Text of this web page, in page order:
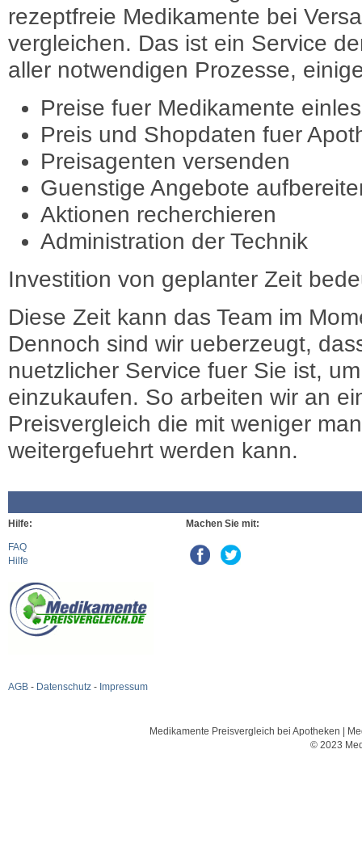
rezeptfreie Medikamente bei
vergleichen. Das ist ein Service
aller notwendigen Prozesse,
Preise fuer Medikamente
Preis und Shopdaten fuer
Preisagenten versenden
Guenstige Angebote
Aktionen recherchieren
Administration der Technik
Investition von geplanter Zeit
Diese Zeit kann das Team im
Dennoch sind wir ueberzeugt,
nuetzlicher Service fuer Sie ist,
einzukaufen. So arbeiten wir an
Preisvergleich die mit weniger
weitergefuehrt werden kann.
Hilfe:
FAQ
Hilfe
AGB - Datenschutz - Impressum
Machen Sie mit:
Medikamente Preisvergleich bei Apotheken |
© 2023